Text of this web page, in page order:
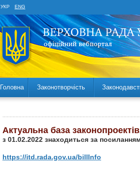
УКР ENG
Головна Законотворчість
Актуальна база законопроектів
з 01.02.2022 знаходиться за
https://itd.rada.gov.ua/billInfo